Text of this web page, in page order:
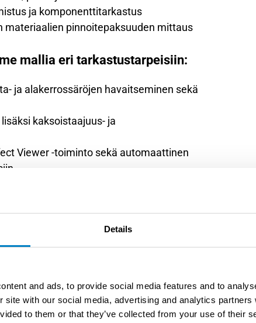
Details
and ads, to provide social media features and to
site with our social media, advertising and analytics
to them or that they’ve collected from your use of their
ja komponenttitarkastus
pinnoitepaksuuden mittaus
mallia eri tarkastustarpeisiin:
ja alakerrossäröjen havaitseminen sekä
kaksoistaajuus- ja
Viewer -toiminto sekä automaattinen
epäjatkuvuuksia ja materiaalin muutoksia
NORTEC 700 soveltuu sekä kenttäkäyttöön
joissa tarkastusten on oltava
tulkittavia.